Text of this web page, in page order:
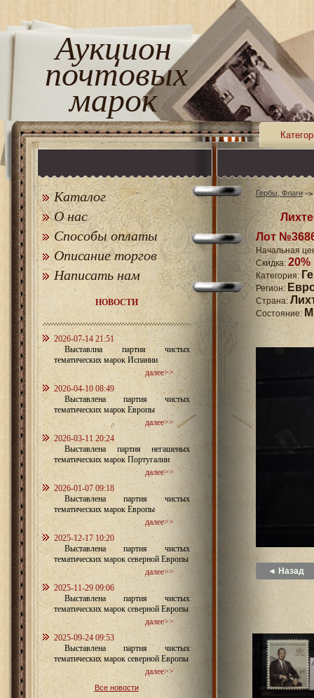
Аукцион
почтовых
марок
Каталог
О нас
Способы оплаты
Описание торгов
Написать нам
НОВОСТИ
2026-07-14 21:51
Выставлна партия чистых
тематических марок Испании
далее>>
2026-04-10 08:49
Выставлена партия чистых
тематических марок Европы
далее>>
2026-03-11 20:24
Выставлена партия негашеных
тематических марок Португалии
далее>>
2026-01-07 09:18
Выставлена партия чистых
тематических марок Европы
далее>>
2025-12-17 10:20
Выставлена партия чистых
тематических марок северной Европы
далее>>
2025-11-29 09:06
Выставлена партия чистых
тематических марок северной Европы
далее>>
2025-09-24 09:53
Выставлена партия чистых
тематических марок северной Европы
далее>>
Все новости
Гербы, Флаги
Лот
Начальная
Скидка: 20%
Категория:
Регион:
Страна:
Состояние:
◄ Назад